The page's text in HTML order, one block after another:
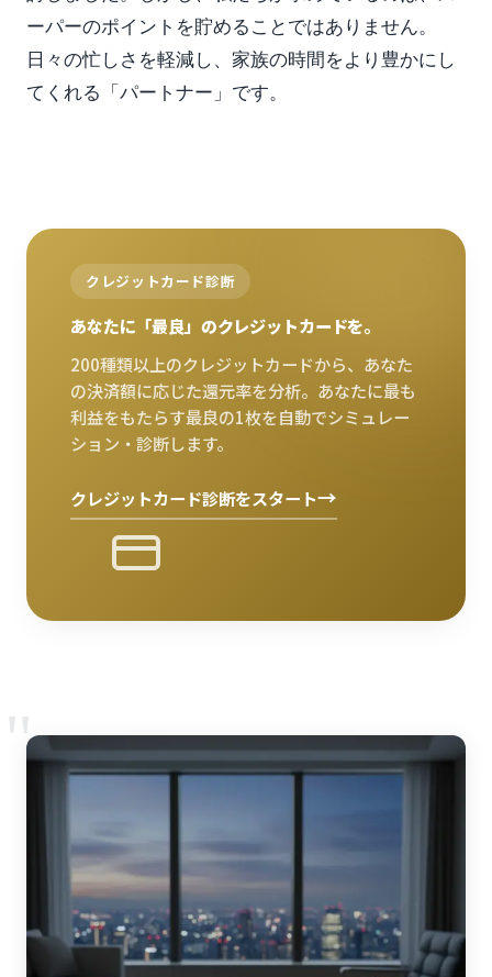
ーパーのポイントを貯めることではありません。
日々の忙しさを軽減し、家族の時間をより豊かにし
てくれる「パートナー」です。
クレジットカード診断
あなたに「最良」のクレジットカードを。
200種類以上のクレジットカードから、あなた
の決済額に応じた還元率を分析。あなたに最も
利益をもたらす最良の1枚を自動でシミュレー
ション・診断します。
クレジットカード診断をスタート→
"